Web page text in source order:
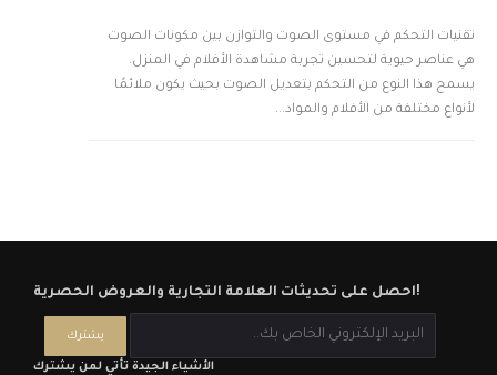
تقنيات التحكم في مستوى الصوت والتوازن بين مكونات الصوت
هي عناصر حيوية لتحسين تجربة مشاهدة الأفلام في المنزل.
يسمح هذا النوع من التحكم بتعديل الصوت بحيث يكون ملائمًا
لأنواع مختلفة من الأفلام والمواد...
احصل على تحديثات العلامة التجارية والعروض الحصرية!
الأشياء الجيدة تأتي لمن يشترك